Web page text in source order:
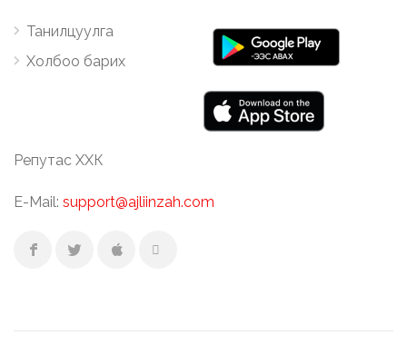
Танилцуулга
Холбоо барих
Репутас ХХК
E-Mail: support@ajliinzah.com